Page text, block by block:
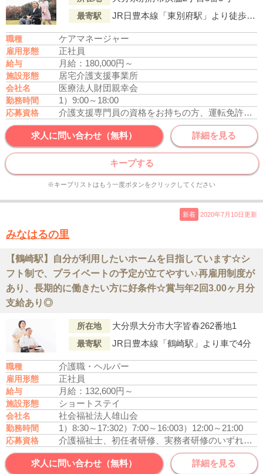
最寄駅 JR日豊本線「東別府駅」より徒歩4分
職種 ケアマネージャー
雇用形態 正社員
給与 月給：180,000円～
施設形態 居宅介護支援事業所
会社名 医療法人財団親幸会
勤務時間 1）9:00～18:00
応募資格 介護支援専門員の資格をお持ちの方、運転免許あれば尚可
求人に問い合わせ（無料） 詳細を見る
キープする
※キープリストはもう一度ボタンをクリックしてください
新着 2020年7月10日更新
みなはるの里
【鶴崎駅】自分が利用したいホームを目指しています☆シ
フト制で、プライベートの予定が立てやすい♪再雇用制度が
あり、長期的に働きたい方に好条件☆賞与年2回3.00ヶ月分
支給あり◎
所在地 大分県大分市大字皆春262番地1
最寄駅 JR日豊本線「鶴崎駅」より車で4分
職種 介護職・ヘルパー
雇用形態 正社員
給与 月給：132,600円～
施設形態 ショートステイ
会社名 社会福祉法人雄山会
勤務時間 1）8:30～17:302）7:00～16:003）12:00～21:00
応募資格 介護福祉士、初任者研修、実務者研修のいずれかの資格をお持ちの方
求人に問い合わせ（無料） 詳細を見る